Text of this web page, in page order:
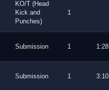
KO/T (Head
Kick and
Punches)
1
Submission 1 1:28
Submission 1 3:10